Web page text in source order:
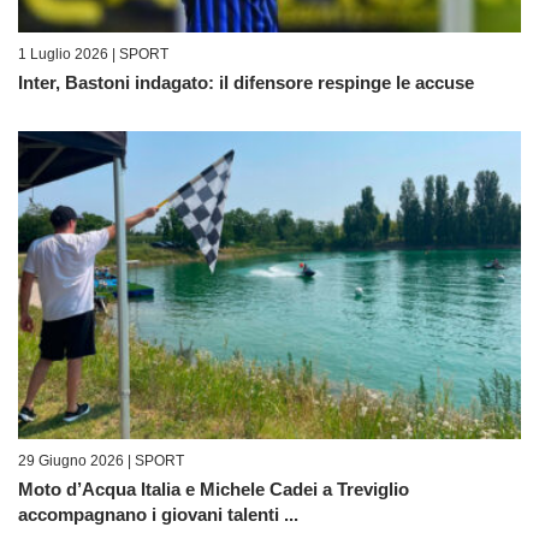
1 Luglio 2026 | SPORT
Inter, Bastoni indagato: il difensore respinge le accuse
29 Giugno 2026 | SPORT
Moto d’Acqua Italia e Michele Cadei a Treviglio
accompagnano i giovani talenti ...